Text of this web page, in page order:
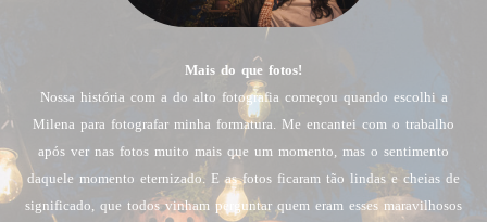
Mais do que fotos!
Nossa história com a do alto fotografia começou quando escolhi a
Milena para fotografar minha formatura. Me encantei com o trabalho
após ver nas fotos muito mais que um momento, mas o sentimento
daquele momento eternizado. E as fotos ficaram tão lindas e cheias de
significado, que todos vinham perguntar quem eram esses maravilhosos